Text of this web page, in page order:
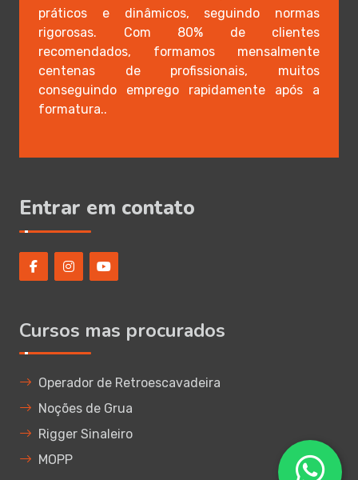
práticos e dinâmicos, seguindo normas
rigorosas. Com 80% de clientes
recomendados, formamos mensalmente
centenas de profissionais, muitos
conseguindo emprego rapidamente após a
formatura..
Entrar em contato
Cursos mas procurados
Operador de Retroescavadeira
Noções de Grua
Rigger Sinaleiro
MOPP